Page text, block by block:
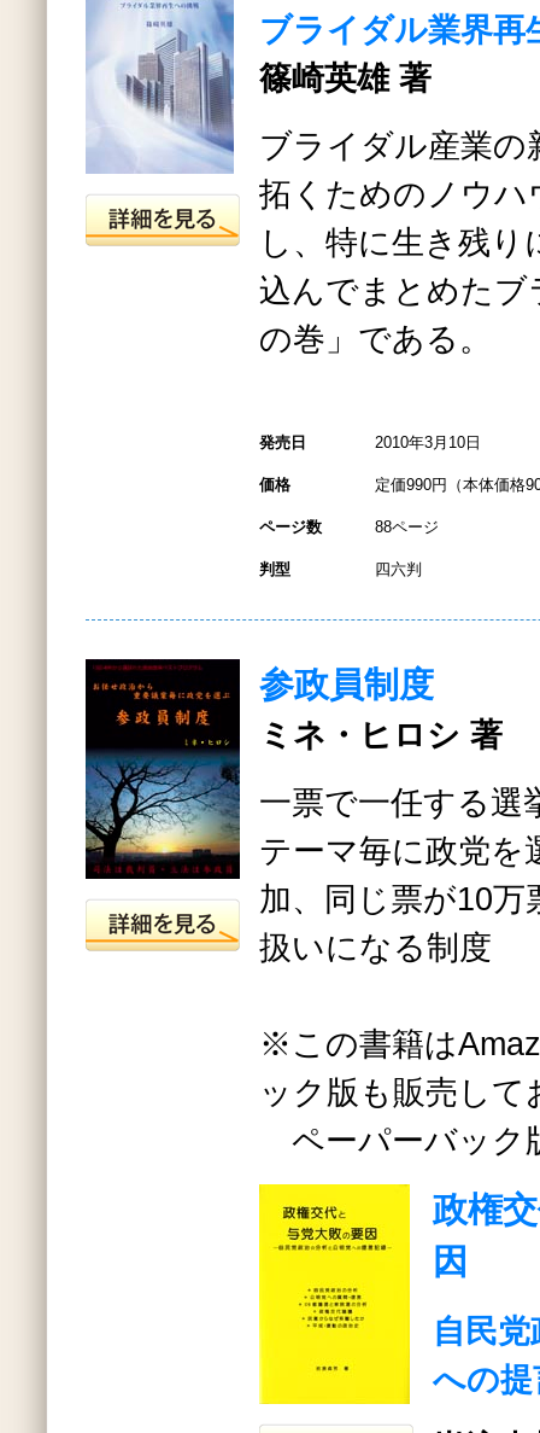
ブライダル業界再
篠崎英雄 著
ブライダル産業の
拓くためのノウハ
し、特に生き残
込んでまとめたブ
の巻」である。
発売日 2010年3月10日
価格 定価990円（本体価格
ページ数 88ページ
判型 四六判
参政員制度
ミネ・ヒロシ 著
一票で一任する選
テーマ毎に政党を
加、同じ票が10万
扱いになる制度
※この書籍は
ック版も販売して
ペーパーバック
政権
因
自民
への